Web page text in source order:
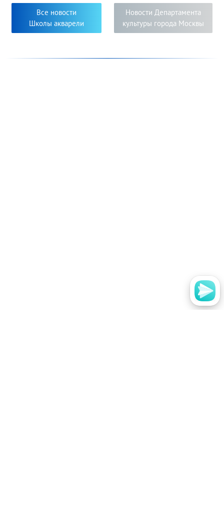
новизна исполнения работ свидетельствуют о серьёзном
творческом погружении в мир изобразительного
искусства педагогов и их учеников.
Все новости
Школы акварели
Новости Департамента
культуры города Москвы